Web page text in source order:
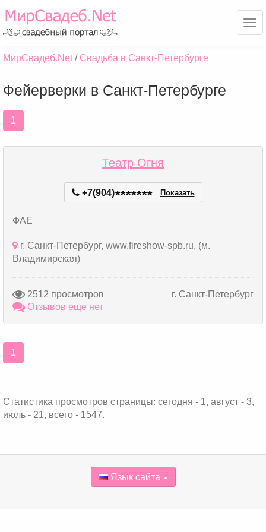
МирСвадеб.Net Свадьба в Санкт-Петербурге
Фейерверки в Санкт-Петербурге
1
Театр Огня
+7(904)******* Показать
ФАЕ
г. Санкт-Петербург, www.fireshow-spb.ru, (м.
Владимирская)
2512 просмотров
г. Санкт-Петербург
Отзывов еще нет
1
Статистика просмотров страницы: сегодня - 1, август - 3,
июль - 21, всего - 1547.
Язык сайта